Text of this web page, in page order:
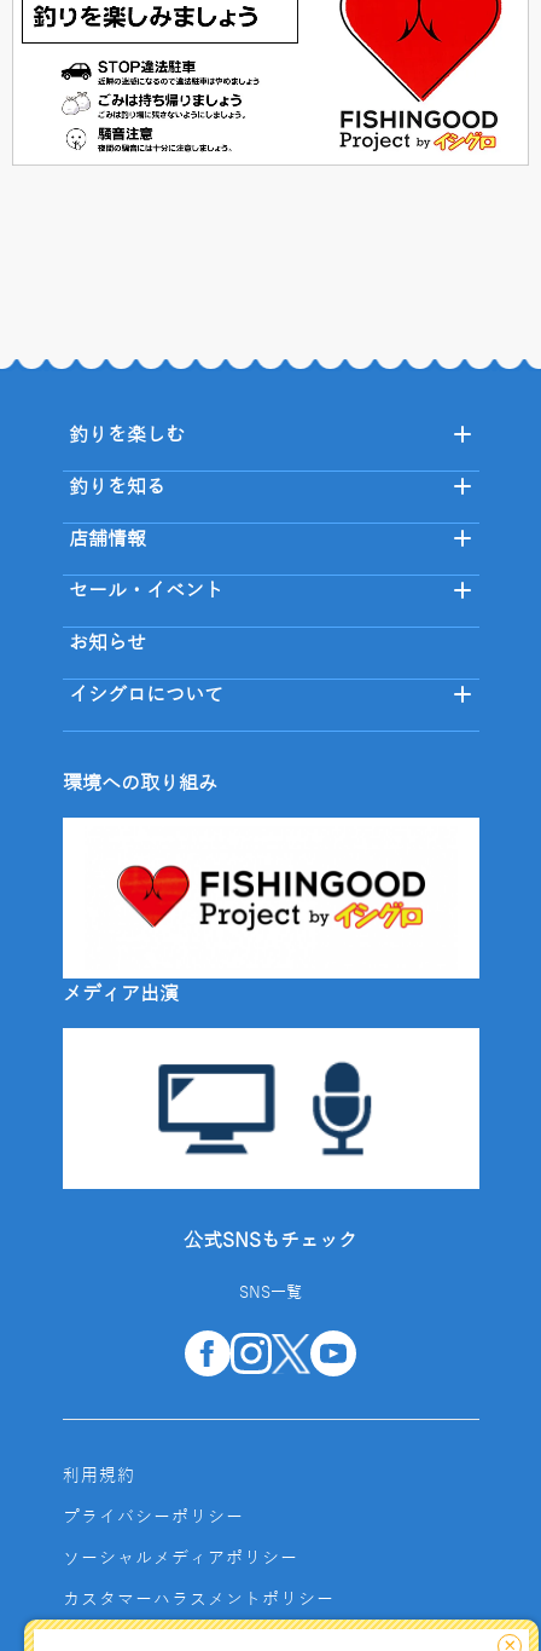
釣りを楽しむ
釣りを知る
店舗情報
セール・イベント
お知らせ
イシグロについて
環境への取り組み
メディア出演
公式SNSもチェック
SNS一覧
利用規約
プライバシーポリシー
ソーシャルメディアポリシー
カスタマーハラスメントポリシー
×